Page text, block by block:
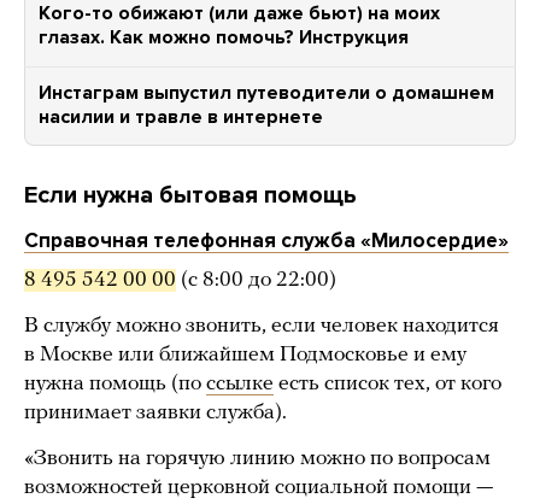
Кого-то обижают (или даже бьют) на моих
глазах. Как можно помочь? Инструкция
Инстаграм выпустил путеводители о домашнем
насилии и травле в интернете
Если нужна бытовая помощь
Справочная телефонная служба «Милосердие»
8 495 542 00 00 (с 8:00 до 22:00)
В службу можно звонить, если человек находится
в Москве или ближайшем Подмосковье и ему
нужна помощь (по ссылке есть список тех, от кого
принимает заявки служба).
«Звонить на горячую линию можно по вопросам
возможностей церковной социальной помощи —